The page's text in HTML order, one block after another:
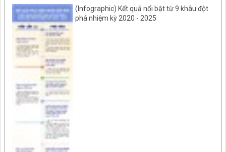
(Infographic) Kết quả nổi bật từ 9 khâu đột
phá nhiệm kỳ 2020 - 2025